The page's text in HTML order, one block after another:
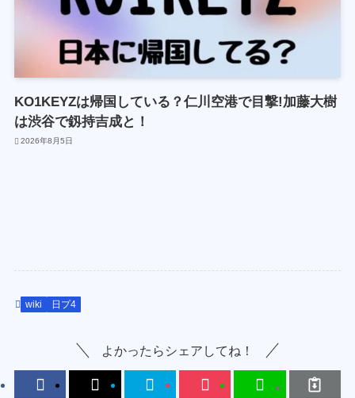
KO1KEYZは帰国している？仁川空港で目撃!加藤大樹
は渋谷で釼持吉成と！
2026年8月5日
wiki 日プ4
よかったらシェアしてね！